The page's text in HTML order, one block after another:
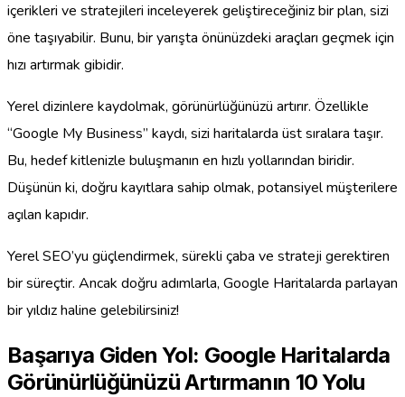
içerikleri ve stratejileri inceleyerek geliştireceğiniz bir plan, sizi
öne taşıyabilir. Bunu, bir yarışta önünüzdeki araçları geçmek için
hızı artırmak gibidir.
Yerel dizinlere kaydolmak, görünürlüğünüzü artırır. Özellikle
“Google My Business” kaydı, sizi haritalarda üst sıralara taşır.
Bu, hedef kitlenizle buluşmanın en hızlı yollarından biridir.
Düşünün ki, doğru kayıtlara sahip olmak, potansiyel müşterilere
açılan kapıdır.
Yerel SEO’yu güçlendirmek, sürekli çaba ve strateji gerektiren
bir süreçtir. Ancak doğru adımlarla, Google Haritalarda parlayan
bir yıldız haline gelebilirsiniz!
Başarıya Giden Yol: Google Haritalarda
Görünürlüğünüzü Artırmanın 10 Yolu